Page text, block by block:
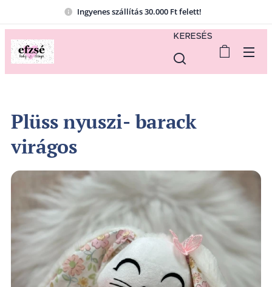
Ingyenes szállítás 30.000 Ft felett!
KERESÉS
Plüss nyuszi- barack
virágos